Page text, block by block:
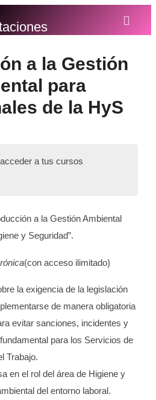
a la Gestión
para
de la HyS
a tus cursos
a la Gestión Ambiental
y Seguridad”.
(con acceso ilimitado)
la exigencia de la legislación
de manera obligatoria
evitar sanciones, incidentes y
para los Servicios de
Trabajo.
en el rol del área de Higiene y
del entorno laboral.